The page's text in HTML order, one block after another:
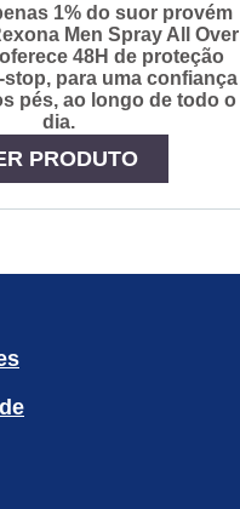
1% do suor provém
Men Spray All Over
48H de proteção
para uma confiança
pés, ao longo de todo o
dia.
PRODUTO